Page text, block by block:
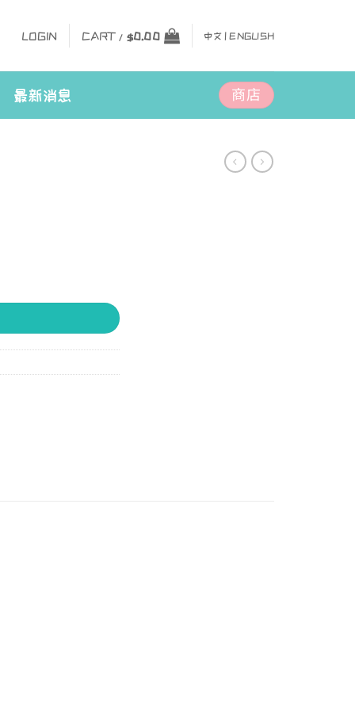
LOGIN CART / $0.00 中文 | ENGLISH
最新消息 商店